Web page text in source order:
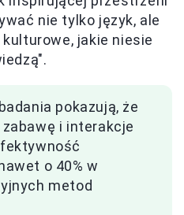
nie tylko język, ale
jakie niesie
pokazują, że
i interakcje
o 40% w
metod